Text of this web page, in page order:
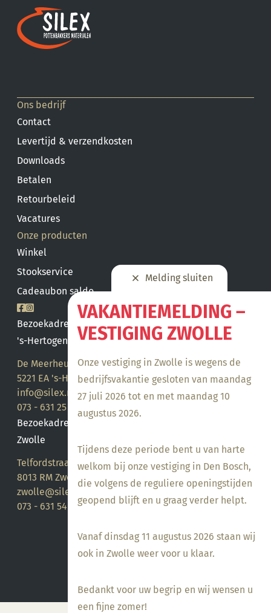
Melding sluiten
VAKANTIEMELDING –
VESTIGING ZWOLLE
Onze vestiging in Zwolle is wegens de
bedrijfsvakantie gesloten van maandag
27 juli 2026 tot en met maandag 10
augustus 2026.
Tijdens deze periode bent u van harte
welkom bij onze vestiging in Den Bosch,
die volgens de reguliere openingstijden
geopend blijft en u graag verder helpt.
Vanaf dinsdag 11 augustus 2026 staan wij
ook in Zwolle weer voor u klaar.
Bedankt voor uw begrip en wij wensen u
een fijne zomer!
Ons bedrijf
Contact
Levertijd & verzendkosten
Downloads
Betalen
Retourbeleid
Vacatures
Onze producten
Winkel
Stookservice
Cadeaubon saldo
Bezoekadres
's-Hertogenbosch
De Meerheuvel 21
5221 EA 's-Hertogenbosch
info@silex.nl
073 - 631 25 28
Bezoekadres
Zwolle
Telfordstraat 14
8013 RM Zwolle
zwolle@silex.nl
073 - 631 54 05